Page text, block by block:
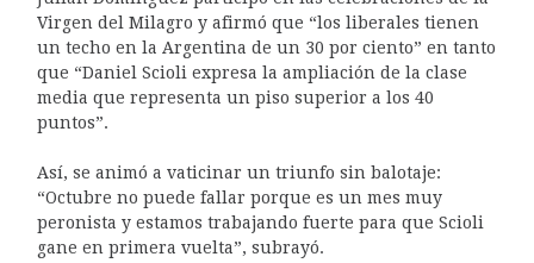
Virgen del Milagro y afirmó que “los liberales tienen
un techo en la Argentina de un 30 por ciento” en tanto
que “Daniel Scioli expresa la ampliación de la clase
media que representa un piso superior a los 40
puntos”.
Así, se animó a vaticinar un triunfo sin balotaje:
“Octubre no puede fallar porque es un mes muy
peronista y estamos trabajando fuerte para que Scioli
gane en primera vuelta”, subrayó.